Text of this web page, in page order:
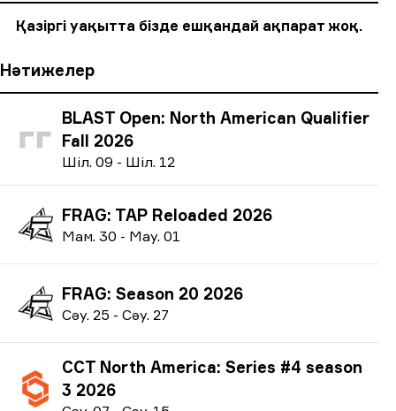
Қазіргі уақытта бізде ешқандай ақпарат жоқ.
Нәтижелер
BLAST Open: North American Qualifier
Fall 2026
Шіл. 09 - Шіл. 12
FRAG: TAP Reloaded 2026
Мам. 30 - Мау. 01
FRAG: Season 20 2026
Сәу. 25 - Сәу. 27
CCT North America: Series #4 season
3 2026